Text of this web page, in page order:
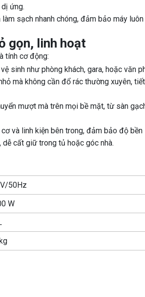
ứng.
sạch nhanh chóng, đảm bảo máy
gọn, linh hoạt
tính cơ động:
sinh như phòng khách, gara, hoặc văn
mà không cần đổ rác thường xuyên,
mượt mà trên mọi bề mặt, từ sàn
và linh kiện bên trong, đảm bảo độ bền
dễ cất giữ trong tủ hoặc góc nhà.
50Hz
W